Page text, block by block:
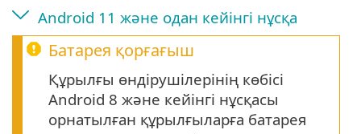
Android 11 және одан кейінгі нұсқа
Батарея қорғағыш
Құрылғы өндірушілерінің көбісі
Android 8 және кейінгі нұсқасы
орнатылған құрылғыларға батарея